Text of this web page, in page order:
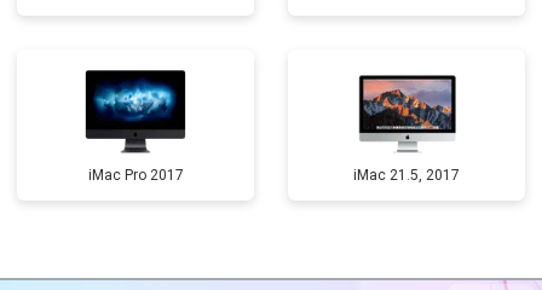
iMac Pro 2017 iMac 21.5, 2017